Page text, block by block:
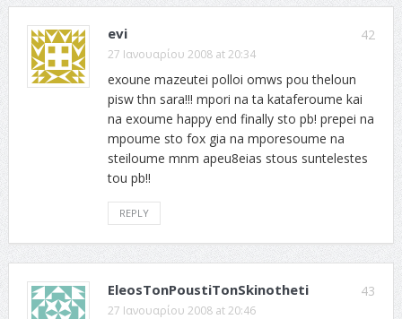
42
evi
27 Ιανουαρίου 2008 at 20:34
exoune mazeutei polloi omws pou theloun
pisw thn sara!!! mpori na ta kataferoume kai
na exoume happy end finally sto pb! prepei na
mpoume sto fox gia na mporesoume na
steiloume mnm apeu8eias stous suntelestes
tou pb!!
REPLY
43
EleosTonPoustiTonSkinotheti
27 Ιανουαρίου 2008 at 20:46